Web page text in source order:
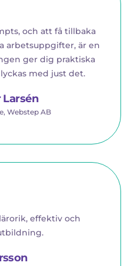
och att få tillbaka
arbetsuppgifter, är en
ger dig praktiska
med just det.
Webstep AB
effektiv och